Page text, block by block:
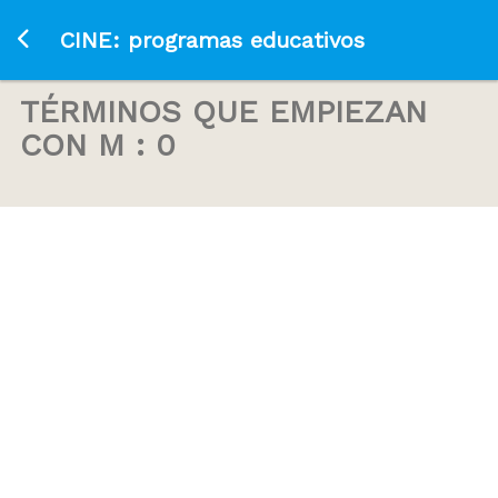
Ir a la página principal
CINE: programas educativos
TÉRMINOS QUE EMPIEZAN
CON M : 0